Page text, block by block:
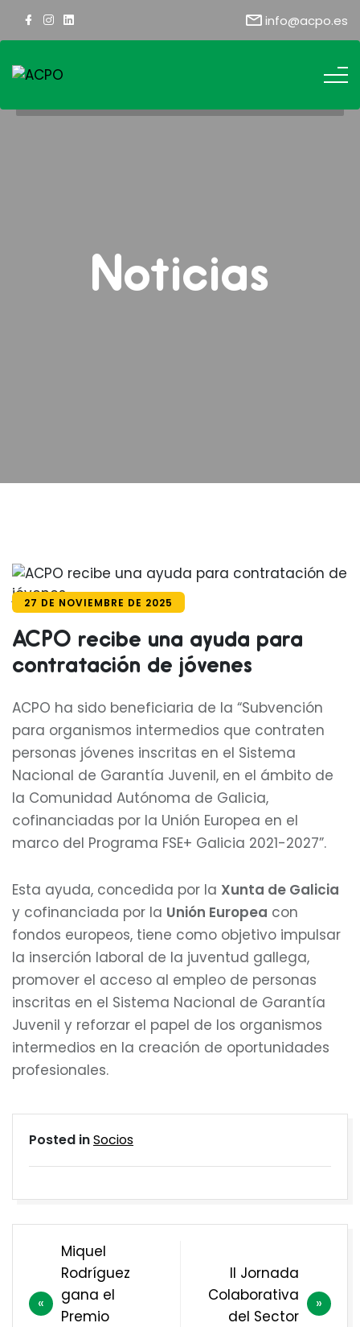
info@acpo.es
Noticias
27 DE NOVIEMBRE DE 2025
ACPO recibe una ayuda para
contratación de jóvenes
ACPO ha sido beneficiaria de la “Subvención
para organismos intermedios que contraten
personas jóvenes inscritas en el Sistema
Nacional de Garantía Juvenil, en el ámbito de
la Comunidad Autónoma de Galicia,
cofinanciadas por la Unión Europea en el
marco del Programa FSE+ Galicia 2021-2027”.
Esta ayuda, concedida por la Xunta de Galicia
y cofinanciada por la Unión Europea con
fondos europeos, tiene como objetivo impulsar
la inserción laboral de la juventud gallega,
promover el acceso al empleo de personas
inscritas en el Sistema Nacional de Garantía
Juvenil y reforzar el papel de los organismos
intermedios en la creación de oportunidades
profesionales.
Posted inSocios
Navegación
entradas
Miquel
Rodríguez
gana el
Premio
II Jornada
Colaborativa
del Sector